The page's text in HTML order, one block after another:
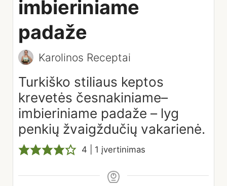
imbieriniame
padaže
Karolinos Receptai
Turkiško stiliaus keptos
krevetės česnakiniame–
imbieriniame padaže – lyg
penkių žvaigždučių vakarienė.
4 | 1 įvertinimas